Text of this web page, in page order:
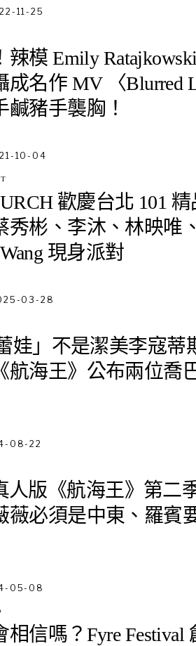
11-25
辣模 Emily
成名作 MV 〈Blurred
鹹豬手襲胸！
10-04
歡慶台北 101
秀彬、李沐、林映唯
現身派對
03-28
娃」不是潔美李寇蒂
航海王》公布兩位喬
08-22
人版《航海王》第二
薇必須是中東、羅賓
05-08
相信嗎？Fyre Festival